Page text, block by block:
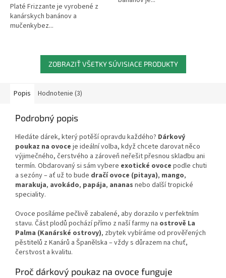
Platé Frizzante je vyrobené z
kanárskych banánov a
mučenkybez...
ZOBRAZIŤ VŠETKY SÚVISIACE PRODUKTY
Popis Hodnotenie (3)
Podrobný popis
Hledáte dárek, který potěší opravdu každého? Dárkový
poukaz na ovoce je ideální volba, když chcete darovat něco
výjimečného, čerstvého a zároveň neřešit přesnou skladbu ani
termín. Obdarovaný si sám vybere exotické ovoce podle chuti
a sezóny – ať už to bude dračí ovoce (pitaya), mango,
marakuja, avokádo, papája, ananas nebo další tropické
speciality.
Ovoce posíláme pečlivě zabalené, aby dorazilo v perfektním
stavu. Část plodů pochází přímo z naší farmy na ostrově La
Palma (Kanárské ostrovy), zbytek vybíráme od prověřených
pěstitelů z Kanárů a Španělska – vždy s důrazem na chuť,
čerstvost a kvalitu.
Proč dárkový poukaz na ovoce funguje